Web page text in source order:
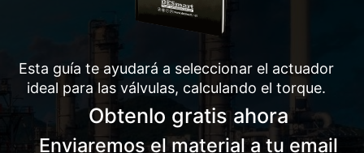
Esta guía te ayudará a seleccionar el actuador
ideal para las válvulas, calculando el torque.
Obtenlo gratis ahora
Enviaremos el material a tu email